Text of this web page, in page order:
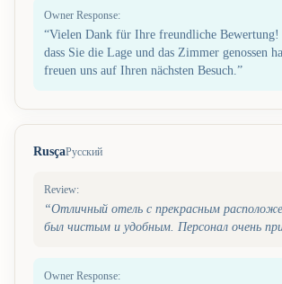
Owner Response:
“Vielen Dank für Ihre freundliche Bewertung!
dass Sie die Lage und das Zimmer genossen
freuen uns auf Ihren nächsten Besuch.”
RusçaРусский
Review:
“Отличный отель с прекрасным
был чистым и удобным. Персонал очень
Owner Response: